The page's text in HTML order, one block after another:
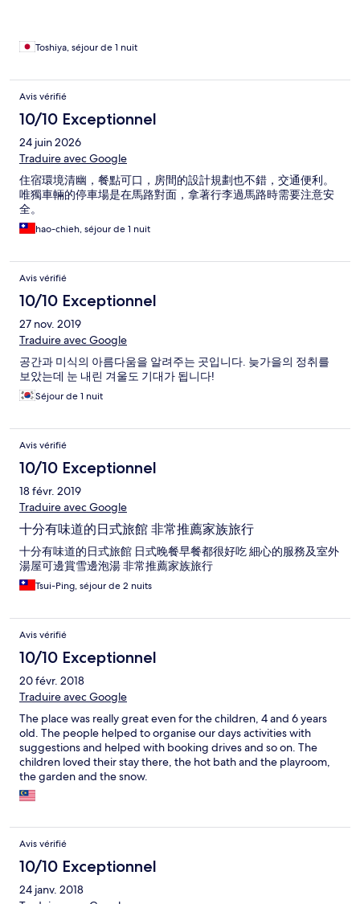
Toshiya, séjour de 1 nuit
Avis vérifié
10/10 Exceptionnel
24 juin 2026
Traduire avec Google
住宿環境清幽，餐點可口，房間的設計規劃也不錯，交通便利。
唯獨車輛的停車場是在馬路對面，拿著行李過馬路時需要注意安
全。
hao-chieh, séjour de 1 nuit
Avis vérifié
10/10 Exceptionnel
27 nov. 2019
Traduire avec Google
공간과 미식의 아름다움을 알려주는 곳입니다. 늦가을의 정취를
보았는데 눈 내린 겨울도 기대가 됩니다!
Séjour de 1 nuit
Avis vérifié
10/10 Exceptionnel
18 févr. 2019
Traduire avec Google
十分有味道的日式旅館 非常推薦家族旅行
十分有味道的日式旅館 日式晚餐早餐都很好吃 細心的服務及室外
湯屋可邊賞雪邊泡湯 非常推薦家族旅行
Tsui-Ping, séjour de 2 nuits
Avis vérifié
10/10 Exceptionnel
20 févr. 2018
Traduire avec Google
The place was really great even for the children, 4 and 6 years
old. The people helped to organise our days activities with
suggestions and helped with booking drives and so on. The
children loved their stay there, the hot bath and the playroom,
the garden and the snow.
Avis vérifié
10/10 Exceptionnel
24 janv. 2018